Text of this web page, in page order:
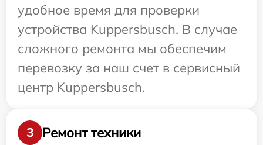
удобное время для проверки
устройства Kuppersbusch. В случае
сложного ремонта мы обеспечим
перевозку за наш счет в сервисный
центр Kuppersbusch.
3 Ремонт техники